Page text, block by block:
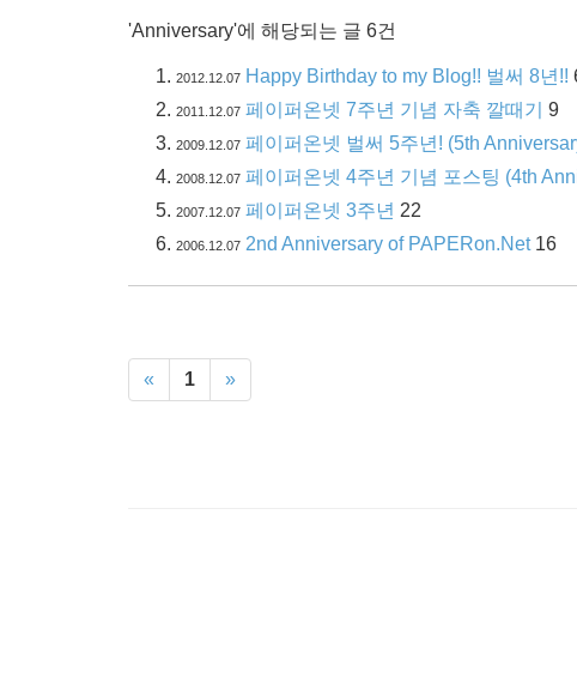
'Anniversary'에 해당되는 글 6건
2012.12.07 Happy Birthday to my Blog!! 벌써 8년!!
2011.12.07 페이퍼온넷 7주년 기념 자축 깔때기 9
2009.12.07 페이퍼온넷 벌써 5주년! (5th
2008.12.07 페이퍼온넷 4주년 기념 포스팅 (4th
2007.12.07 페이퍼온넷 3주년 22
2006.12.07 2nd Anniversary of PAPERon.Net 16
« 1 »